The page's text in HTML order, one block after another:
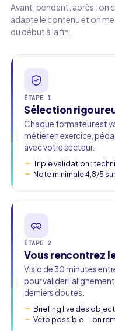
Avant, pendant, après : on
adapte le contenu et on
du début à la fin.
ÉTAPE 1
Sélection
Chaque formateur est
métier en exercice,
avec votre secteur.
Triple validation :
Note minimale 4,8/5
ÉTAPE 2
Vous rencontrez
Visio de 30 minutes
pour valider
derniers doutes.
Briefing live des
Veto possible — on